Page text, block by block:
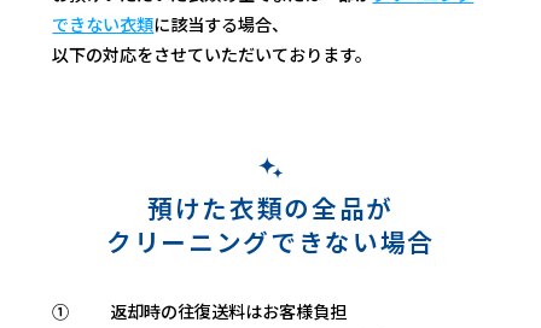
できない衣類に該当する場合、
以下の対応をさせていただいております。
預けた衣類の全品が
クリーニングできない場合
①
返却時の往復送料はお客様負担